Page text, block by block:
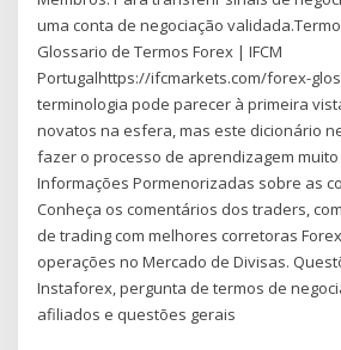
uma conta de negociação
Glossario de Termos Forex | IFCM
Portugalhttps://ifcmarkets.com/forex-
terminologia pode parecer à primeira
novatos na esfera, mas este dicionário
fazer o processo de aprendizagem muito
Informações Pormenorizadas sobre as
Conheça os comentários dos traders,
de trading com melhores corretoras
operações no Mercado de Divisas.
Instaforex, pergunta de termos de
afiliados e questões gerais